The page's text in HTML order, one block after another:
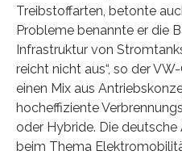
Treibstoffarten, betonte
Probleme benannte er die
Infrastruktur von
reicht nicht aus“, so der
einen Mix aus
hocheffiziente
oder Hybride. Die
beim Thema